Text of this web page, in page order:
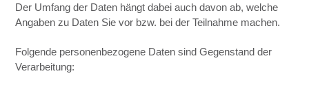
Der Umfang der Daten hängt dabei auch davon ab, welche
Angaben zu Daten Sie vor bzw. bei der Teilnahme machen.
Folgende personenbezogene Daten sind Gegenstand der
Verarbeitung: